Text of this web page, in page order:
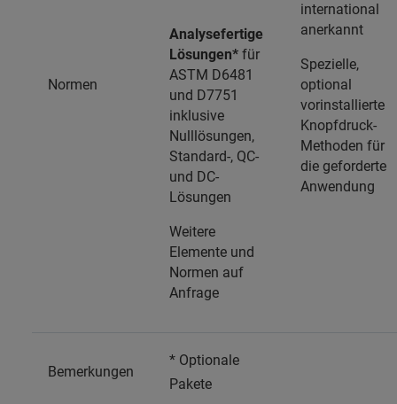
Normen
Analysefertige
Lösungen* für
ASTM D6481
und D7751
inklusive
Nulllösungen,
Standard-, QC-
und DC-
Lösungen
Weitere
Elemente und
Normen auf
Anfrage
international
anerkannt
Spezielle,
optional
vorinstallierte
Knopfdruck-
Methoden für
die geforderte
Anwendung
Bemerkungen
* Optionale
Pakete